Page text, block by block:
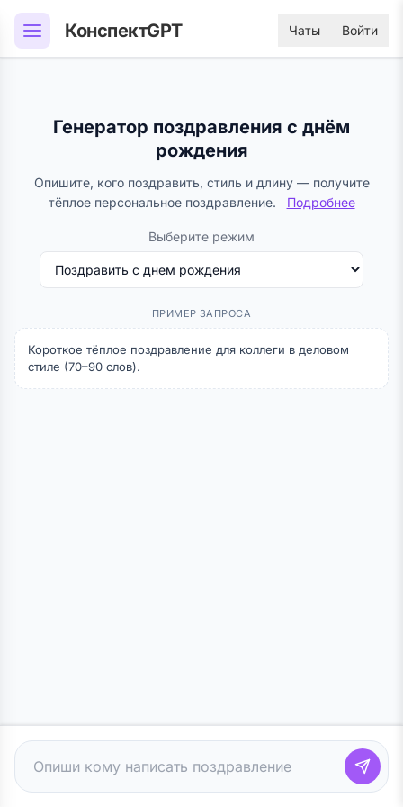
КонспектGPT Чаты Войти
Генератор поздравления с днём
рождения
Опишите, кого поздравить, стиль и длину — получите
тёплое персональное поздравление.
Подробнее
Выберите режим
ПРИМЕР ЗАПРОСА
Короткое тёплое поздравление для коллеги в деловом
стиле (70–90 слов).